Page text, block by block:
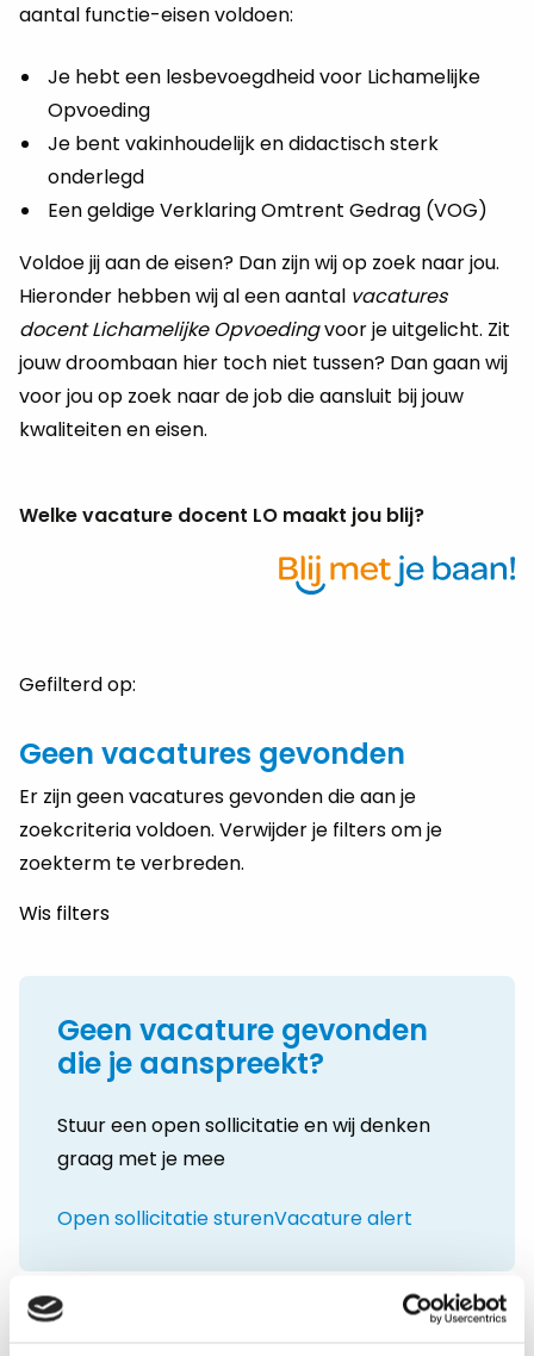
aantal functie-eisen voldoen:
Je hebt een lesbevoegdheid voor Lichamelijke
Opvoeding
Je bent vakinhoudelijk en didactisch sterk
onderlegd
Een geldige Verklaring Omtrent Gedrag (VOG)
Voldoe jij aan de eisen? Dan zijn wij op zoek naar jou.
Hieronder hebben wij al een aantal vacatures
docent Lichamelijke Opvoedingvoor je uitgelicht. Zit
jouw droombaan hier toch niet tussen? Dan gaan wij
voor jou op zoek naar de job die aansluit bij jouw
kwaliteiten en eisen.
Welke vacature docent LO maakt jou blij?
Gefilterd op:
Geen vacatures gevonden
Er zijn geen vacatures gevonden die aan je
zoekcriteria voldoen. Verwijder je filters om je
zoekterm te verbreden.
Wis filters
Geen vacature gevonden
die je aanspreekt?
Stuur een open sollicitatie en wij denken
graag met je mee
Open sollicitatie sturenVacature alert
Vacatures per vakgebied